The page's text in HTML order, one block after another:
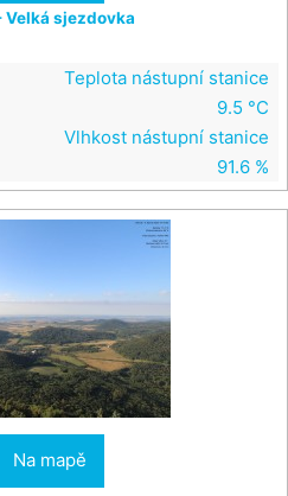
Velká sjezdovka
Teplota nástupní stanice
9.5 °C
Vlhkost nástupní stanice
91.6 %
Na mapě